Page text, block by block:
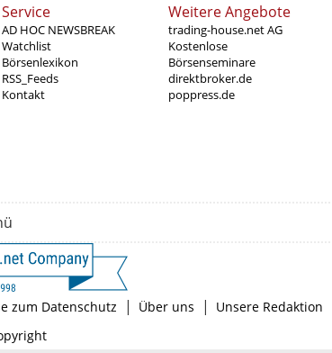
Service
AD HOC NEWSBREAK
Watchlist
Börsenlexikon
RSS_Feeds
Kontakt
Weitere Angebote
trading-house.net AG
Kostenlose
Börsenseminare
direktbroker.de
poppress.de
zum Datenschutz | Über uns | Unsere Redaktion